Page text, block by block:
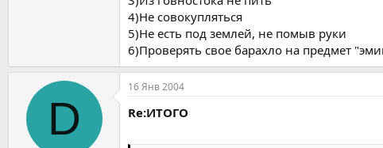
4)Не совокупляться
5)Не есть под землей, не помыв руки
6)Проверять свое барахло на предмет
D
16 Янв 2004
Re:ИТОГО